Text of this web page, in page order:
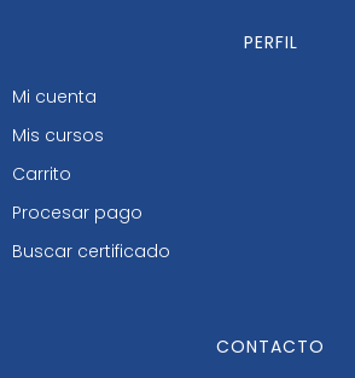
PERFIL
Mi cuenta
Mis cursos
Carrito
Procesar pago
Buscar certificado
CONTACTO